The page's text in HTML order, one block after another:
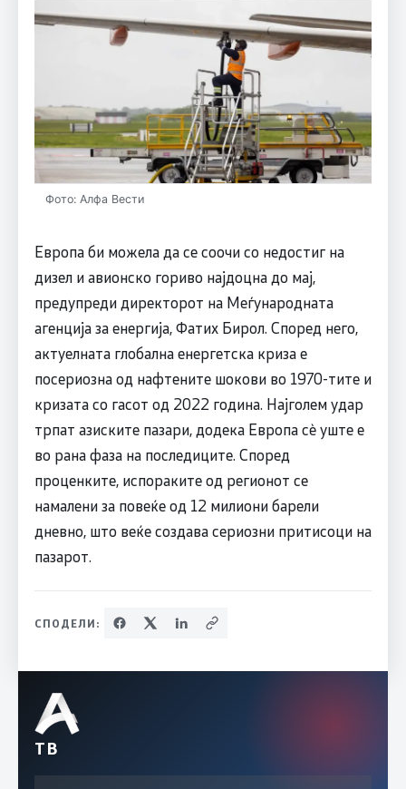
Фото: Алфа Вести
Европа би можела да се соочи со недостиг на
дизел и авионско гориво најдоцна до мај,
предупреди директорот на Меѓународната
агенција за енергија, Фатих Бирол. Според него,
актуелната глобална енергетска криза е
посериозна од нафтените шокови во 1970-тите и
кризата со гасот од 2022 година. Најголем удар
трпат азиските пазари, додека Европа сè уште е
во рана фаза на последиците. Според
проценките, испораките од регионот се
намалени за повеќе од 12 милиони барели
дневно, што веќе создава сериозни притисоци на
пазарот.
СПОДЕЛИ:
ТВ